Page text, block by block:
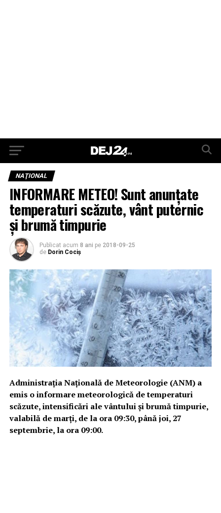
NAŢIONAL
INFORMARE METEO! Sunt anunțate
temperaturi scăzute, vânt puternic
și brumă timpurie
Publicat acum 8 ani pe 2018-09-25
de Dorin Cociș
Administrația Națională de Meteorologie (ANM) a
emis o informare meteorologică de temperaturi
scăzute, intensificări ale vântului și brumă timpurie,
valabilă de marți, de la ora 09:30, până joi, 27
septembrie, la ora 09:00.